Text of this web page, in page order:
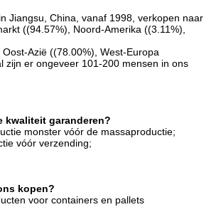
Jiangsu, China, vanaf 1998, verkopen naar
((94.57%), Noord-Amerika ((3.11%),
Azië ((78.00%), West-Europa
zijn er ongeveer 101-200 mensen in ons
kwaliteit garanderen?
monster vóór de massaproductie;
vóór verzending;
kopen?
voor containers en pallets